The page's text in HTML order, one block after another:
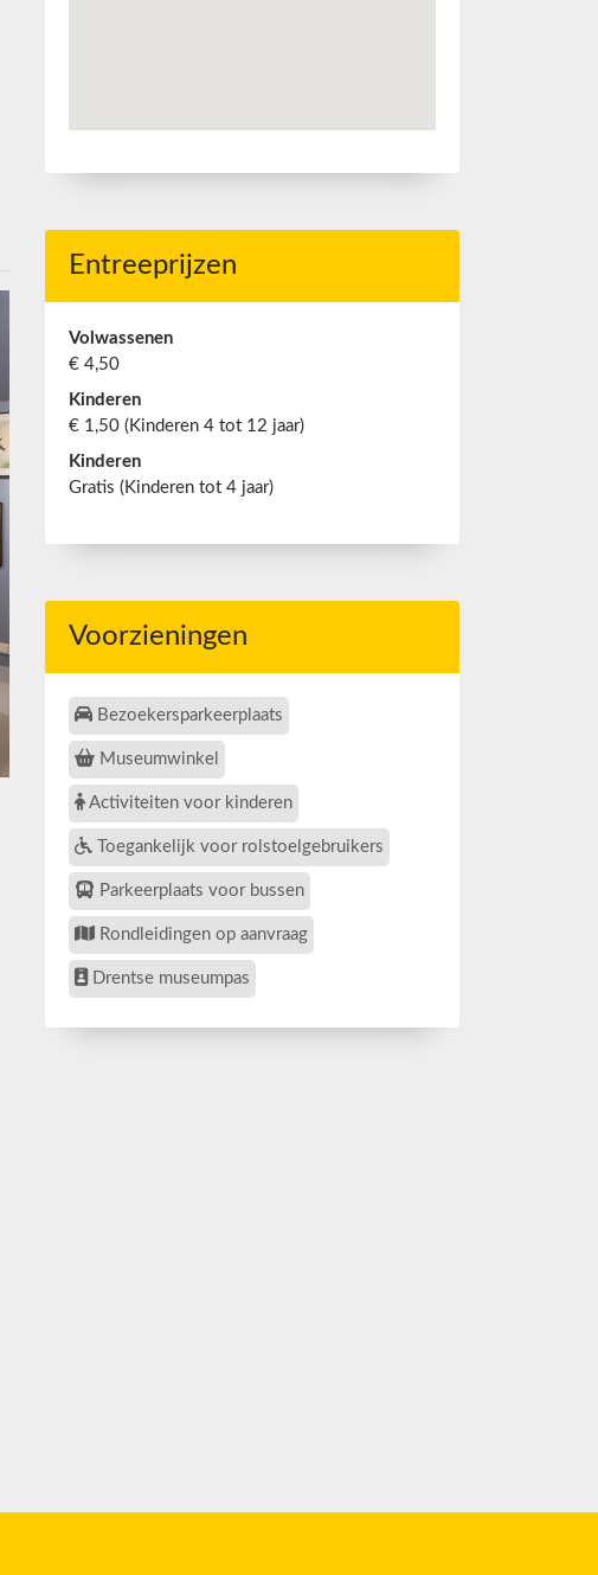
Entreeprijzen
Volwassenen
€ 4,50
Kinderen
€ 1,50 (Kinderen 4 tot 12 jaar)
Kinderen
Gratis (Kinderen tot 4 jaar)
Voorzieningen
Bezoekersparkeerplaats
Museumwinkel
Activiteiten voor kinderen
Toegankelijk voor rolstoelgebruikers
Parkeerplaats voor bussen
Rondleidingen op aanvraag
Drentse museumpas